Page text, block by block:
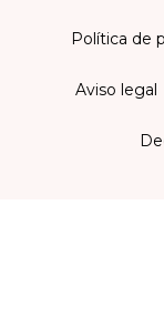
Política de
Aviso legal